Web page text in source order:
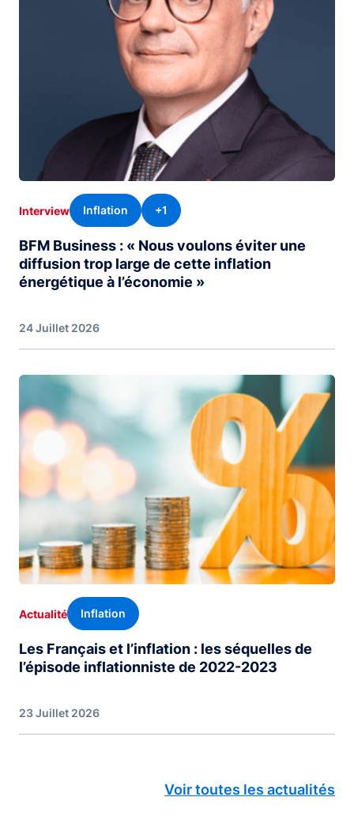
Interview Inflation +1
BFM Business : « Nous voulons éviter une
diffusion trop large de cette inflation
énergétique à l’économie »
24 Juillet 2026
Image
Actualité Inflation
Les Français et l’inflation : les séquelles de
l’épisode inflationniste de 2022-2023
23 Juillet 2026
Voir toutes les actualités